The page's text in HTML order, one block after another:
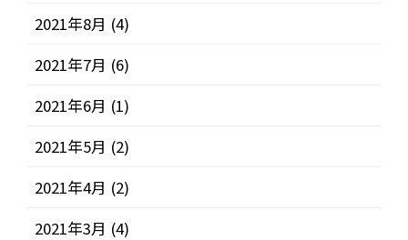
2021年8月 (4)
2021年7月 (6)
2021年6月 (1)
2021年5月 (2)
2021年4月 (2)
2021年3月 (4)